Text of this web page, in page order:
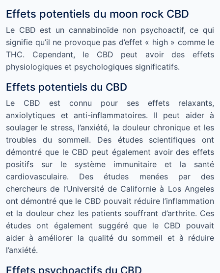
Effets potentiels du moon rock CBD
Le CBD est un cannabinoïde non psychoactif, ce qui
signifie qu’il ne provoque pas d’effet « high » comme le
THC. Cependant, le CBD peut avoir des effets
physiologiques et psychologiques significatifs.
Effets potentiels du CBD
Le CBD est connu pour ses effets relaxants,
anxiolytiques et anti-inflammatoires. Il peut aider à
soulager le stress, l’anxiété, la douleur chronique et les
troubles du sommeil. Des études scientifiques ont
démontré que le CBD peut également avoir des effets
positifs sur le système immunitaire et la santé
cardiovasculaire. Des études menées par des
chercheurs de l’Université de Californie à Los Angeles
ont démontré que le CBD pouvait réduire l’inflammation
et la douleur chez les patients souffrant d’arthrite. Ces
études ont également suggéré que le CBD pouvait
aider à améliorer la qualité du sommeil et à réduire
l’anxiété.
Effets psychoactifs du CBD